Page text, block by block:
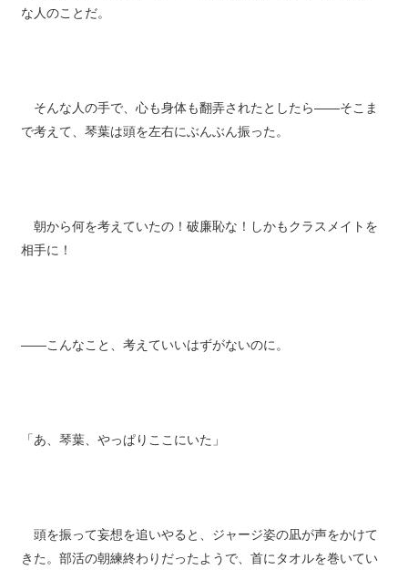
な人のことだ。
そんな人の手で、心も身体も翻弄されたとしたら――そこま
で考えて、琴葉は頭を左右にぶんぶん振った。
朝から何を考えていたの！破廉恥な！しかもクラスメイトを
相手に！
――こんなこと、考えていいはずがないのに。
「あ、琴葉、やっぱりここにいた」
頭を振って妄想を追いやると、ジャージ姿の凪が声をかけて
きた。部活の朝練終わりだったようで、首にタオルを巻いてい